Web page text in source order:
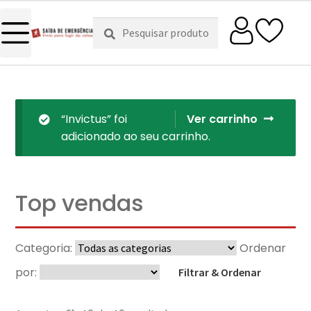
Pesquisar
por:
Pesquisa
Ver carrinho
“Invictus” foi
adicionado ao seu carrinho.
Top vendas
Categoria:
Ordenar
por:
Filtrar & Ordenar